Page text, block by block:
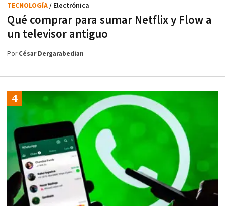
Qué comprar para sumar Netflix y Flow a
un televisor antiguo
TECNOLOGÍA/ Electrónica
PorCésar Dergarabedian